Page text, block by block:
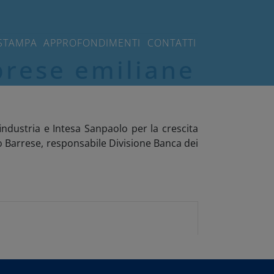
APPROFONDIMENTI CONTATTI
emiliane
e Intesa Sanpaolo per la crescita
responsabile Divisione Banca dei